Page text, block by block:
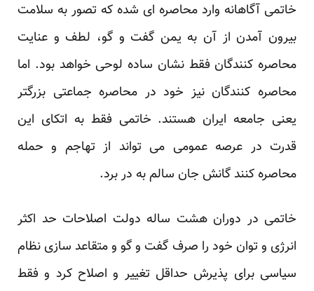
خاتمی آگاهانه وارد محاصره ای شده که تصور به سلامت
‏بیرون آمدن از آن به یمن گفت و گو، لطف و عنایت
محاصره کنندگان فقط نشان ساده لوحی خواهد بود. اما
‏محاصره کنندگان نیز خود در محاصره جماعتی بزرگتر
یعنی جامعه ایران هستند. خاتمی فقط به اتکای این
قدرت ‏در عرصه عمومی می تواند از تهاجم و حمله
محاصره کنند گانش جان سالم به در برد.‏
خاتمی در دوران هشت ساله دولت اصلاحات حد اکثر
انرژی و توان خود را صرف گفت و گو و متقاعد سازی ‏نظام
سیاسی برای پذیرش حداقل تغییر و اصلاح کرد و فقط